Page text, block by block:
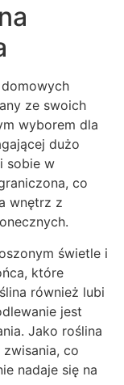
ze swoich
wyborem dla
dużo
sobie w
co
wnętrz z
świetle i
które
również lubi
jest
Jako roślina
co
nadaje się na